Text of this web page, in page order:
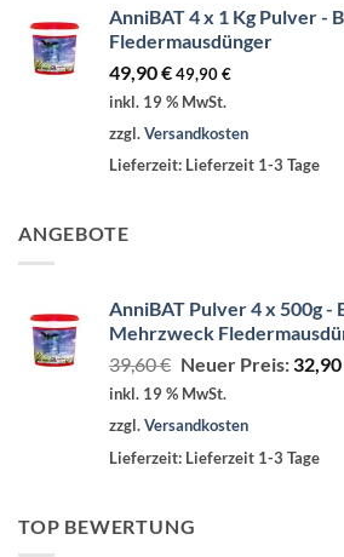
AnniBAT 4 x 1 Kg Pulver -
Fledermausdünger
49,90€49,90€
inkl. 19 % MwSt.
zzgl.Versandkosten
Lieferzeit: Lieferzeit 1-3 Tage
ANGEBOTE
AnniBAT Pulver 4 x 500g -
Mehrzweck
39,60€ Ursprünglicher
Preis
war:
39,60 €
Neuer Preis: 32,90
inkl. 19 % MwSt.
zzgl.Versandkosten
Lieferzeit: Lieferzeit 1-3 Tage
TOP BEWERTUNG